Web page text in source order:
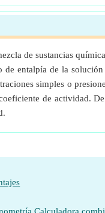
de sustancias
de entalpía de la
simples o
de actividad.